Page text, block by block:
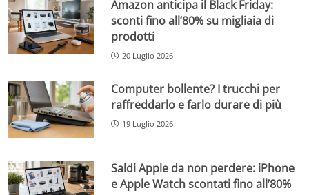
Amazon anticipa il Black Friday:
sconti fino all’80% su migliaia di
prodotti
20 Luglio 2026
Computer bollente? I trucchi per
raffreddarlo e farlo durare di più
19 Luglio 2026
Saldi Apple da non perdere: iPhone
e Apple Watch scontati fino all’80%